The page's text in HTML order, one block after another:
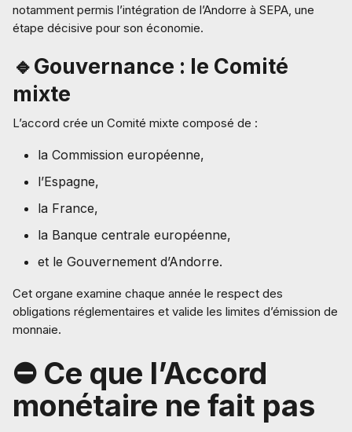
notamment permis l’intégration de l’Andorre à SEPA, une
étape décisive pour son économie.
🔹Gouvernance : le Comité
mixte
L’accord crée un Comité mixte composé de :
la Commission européenne,
l’Espagne,
la France,
la Banque centrale européenne,
et le Gouvernement d’Andorre.
Cet organe examine chaque année le respect des
obligations réglementaires et valide les limites d’émission de
monnaie.
⛔ Ce que l’Accord
monétaire ne fait pas